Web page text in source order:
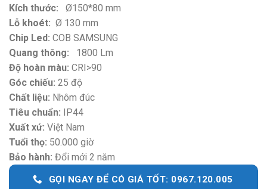
Kích thước:
Ø150*80 mm
Lỗ khoét: Ø 130 mm
Chip Led: COB SAMSUNG
Quang thông:
1800 Lm
Độ hoàn màu: CRI>90
Góc chiếu: 25 độ
Chất liệu: Nhôm đúc
Tiêu chuẩn: IP44
Xuất xứ: Việt Nam
Tuổi thọ: 50.000 giờ
Bảo hành: Đổi mới 2 năm
GỌI NGAY ĐỂ CÓ GIÁ TỐT: 0967.120.005